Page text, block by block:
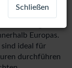
Europas.
sind ideal für
durchführen
Schließen